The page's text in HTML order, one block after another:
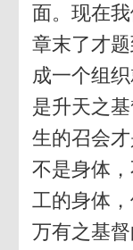
面。现在
章末了才
成一个组
是升天之
生的召会
不是身体
工的身体
万有之基